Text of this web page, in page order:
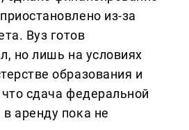
из-за
Вуз готов
но лишь на условиях
образования и
сдача федеральной
аренду пока не